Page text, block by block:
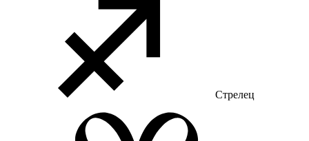
Стрелец